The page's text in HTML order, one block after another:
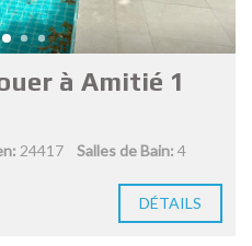
à Amitié 1
24417 Salles de Bain: 4
DÉTAILS